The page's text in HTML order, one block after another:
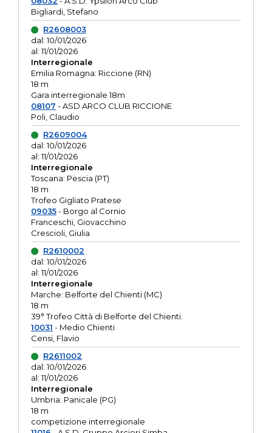
Bigliardi, Stefano
R2608003
dal: 10/01/2026
al: 11/01/2026
Interregionale
Emilia Romagna: Riccione (RN)
18 m
Gara interregionale 18m
08107 - ASD ARCO CLUB RICCIONE
Poli, Claudio
R2609004
dal: 10/01/2026
al: 11/01/2026
Interregionale
Toscana: Pescia (PT)
18 m
Trofeo Gigliato Pratese
09035- Borgo al Cornio
Franceschi, Giovacchino
Crescioli, Giulia
R2610002
dal: 10/01/2026
al: 11/01/2026
Interregionale
Marche: Belforte del Chienti (MC)
18 m
39° Trofeo Città di Belforte del Chienti.
10031 - Medio Chienti
Censi, Flavio
R2611002
dal: 10/01/2026
al: 11/01/2026
Interregionale
Umbria: Panicale (PG)
18 m
competizione interregionale